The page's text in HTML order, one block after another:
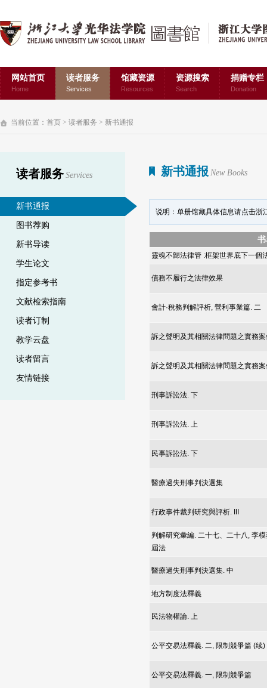
网站首页
Home
读者服务
Services
馆藏资源
Resources
资源搜索
Search
捐赠专栏
Donation
当前位置： 首页 > 读者服务 > 新书通报
读者服务 Services
新书通报
图书荐购
新书导读
学生论文
指定参考书
文献检索指南
读者订制
教学云盘
读者留言
友情链接
新书通报 New Books
说明：单册馆藏具体信息请点击浙
靈魂不歸法律管 :框架世界底下一個
債務不履行之法律效果
會計·稅務判解評析, 營利事業篇. 二
訴之聲明及其相關法律問題之實務
訴之聲明及其相關法律問題之實務
刑事訴訟法. 下
刑事訴訟法. 上
民事訴訟法. 下
醫療過失刑事判決選集
行政事件裁判研究與評析. III
判解研究彙編. 二十七、二十八, 李
屆法
醫療過失刑事判決選集. 中
地方制度法釋義
民法物權論. 上
公平交易法釋義. 二, 限制競爭篇 (续)
公平交易法釋義. 一, 限制競爭篇